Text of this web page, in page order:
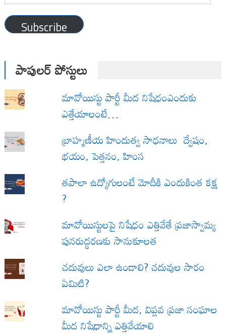
Address
Subscribe
పాపులర్ పోస్టులు
మావోయిస్టు పార్టీ మీద నిషేధంఎందుకు
ఎత్తేయాలంటే…
బ్రాహ్మణీయ హిందుత్వ సాధనాలు ద్వేషం,
భయం, పెత్తనం, హింస
త‌పాలా ఉద్యోగులంటే మోదీకి ఎందుకింత కక్ష
?
మావోయిస్టులపై నిషేధం ఎత్తివేతే ప్రజాస్వామ్య
పునరుద్ధరణకు సానుకూలత
చదువులు ఎలా ఉండాలి? చదువుల సారం
ఏమిటి?
మావోయిస్టు పార్టీ మీద, విప్లవ ప్రజా సంఘాల
మీద నిషేధాన్ని ఎత్తివేయాలి